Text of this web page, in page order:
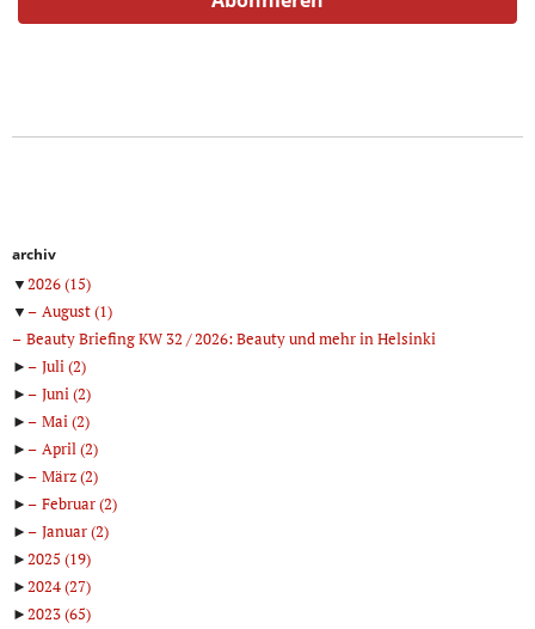
archiv
▼2026(15)
▼
August(1)
Beauty Briefing KW 32 / 2026: Beauty und mehr in Helsinki
►
Juli(2)
►
Juni(2)
►
Mai(2)
►
April(2)
►
März(2)
►
Februar(2)
►
Januar(2)
►2025 (19)
►2024(27)
►2023(65)